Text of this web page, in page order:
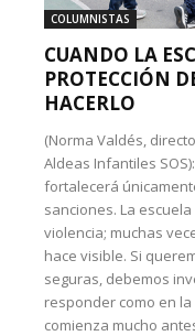
COLUMNISTAS
CUANDO LA
PROTECCIÓN
HACERLO
(Norma Valdés,
Aldeas Infantiles
fortalecerá
sanciones. La
violencia; muchas
hace visible. Si
seguras, debemos
responder como en
comienza mucho